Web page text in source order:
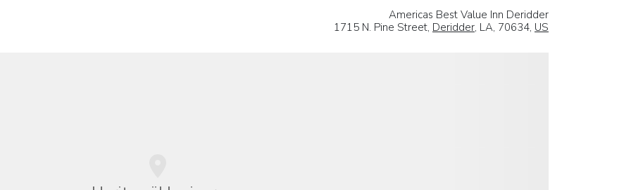
Americas Best Value Inn Deridder
1715 N. Pine Street, Deridder, LA, 70634, US